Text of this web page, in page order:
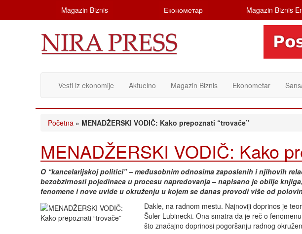
Magazin Biznis Економетар Magazin Biznis
Vesti iz ekonomije Aktuelno Magazin Biznis Ekonometar
Početna » MENADŽERSKI VODIČ: Kako prepoznati “trovače”
MENADŽERSKI VODIČ: Kako
O “kancelarijskoj politici” – međusobnim odnosima zaposlenih i njihovih
bezobzirnosti pojedinaca u procesu napredovanja – napisano je obilje
fenomene i nove uvide u okruženju u kojem se danas provodi više od
Dakle, na radnom mestu. Najnoviji doprinos je
Šuler-Lubinecki. Ona smatra da je reč o
što značajno doprinosi pogoršanju radnog